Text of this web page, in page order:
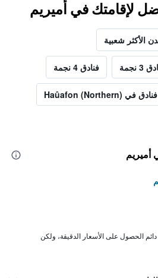
لإقامتك في أميريم
الأكثر شعبية
3 نجمة فنادق 4 نجمة
فنادق في Haûafon (Northern)
أميريم